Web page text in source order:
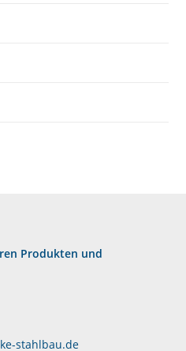
Produkten und
stahlbau.de